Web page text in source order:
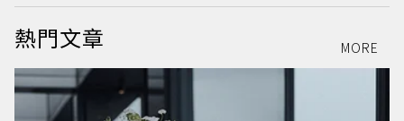
熱門文章 MORE